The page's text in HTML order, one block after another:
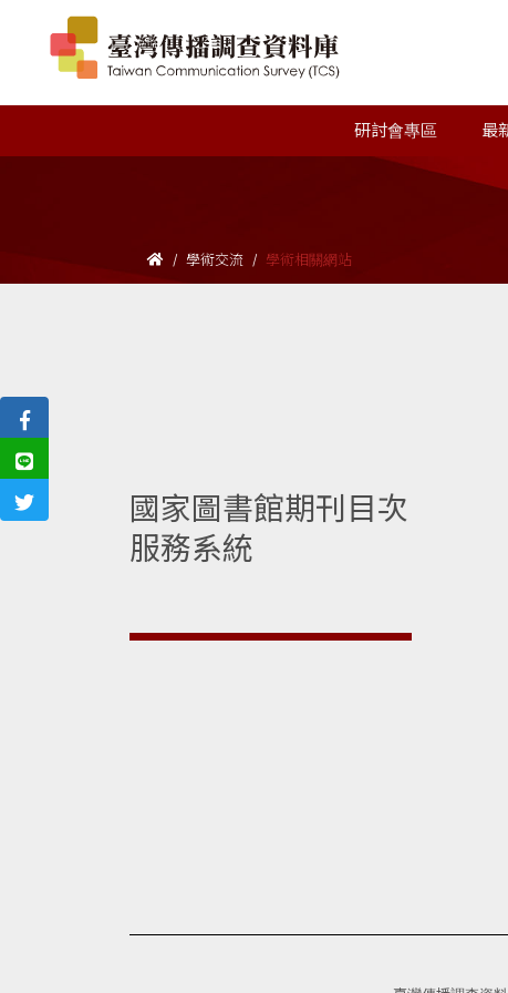
研討會專區 最
學術交流 學術相關網站
國家圖書館期刊目次
服務系統